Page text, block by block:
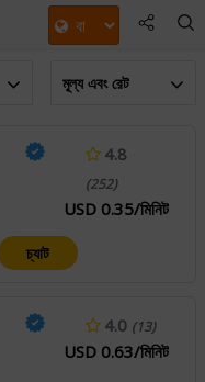
মূল্য এবং রেট
4.8
(252)
USD 0.35/মিনিট
চ্যাট
4.0 (13)
USD 0.63/মিনিট